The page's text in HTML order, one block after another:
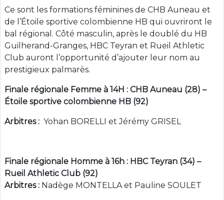
Ce sont les formations féminines de CHB Auneau et
de l’Étoile sportive colombienne HB qui ouvriront le
bal régional. Côté masculin, après le doublé du HB
Guilherand-Granges, HBC Teyran et Rueil Athletic
Club auront l’opportunité d’ajouter leur nom au
prestigieux palmarès.
Finale régionale Femme à 14H : CHB Auneau (28) –
Étoile sportive colombienne HB (92)
Arbitres : Yohan BORELLI et Jérémy GRISEL
Finale régionale Homme à 16h : HBC Teyran (34) –
Rueil Athletic Club (92)
Arbitres : Nadège MONTELLA et Pauline SOULET